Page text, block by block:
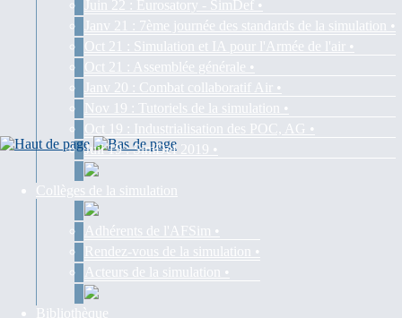
Juin 22 : Eurosatory - SimDef •
Janv 21 : 7ème journée des standards de la simulation •
Oct 21 : Simulation et IA pour l'Armée de l'air •
Oct 21 : Assemblée générale •
Janv 20 : Combat collaboratif Air •
Nov 19 : Tutoriels de la simulation •
Oct 19 : Industrialisation des POC, AG •
Juil 19 : SimDef 2019 •
Collèges de la simulation
Adhérents de l'AFSim •
Rendez-vous de la simulation •
Acteurs de la simulation •
Bibliothèque